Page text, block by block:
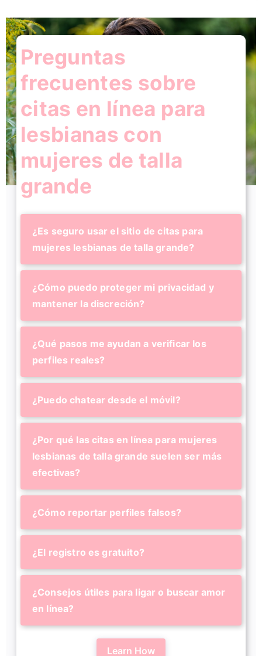
Preguntas
frecuentes sobre
citas en línea para
lesbianas con
mujeres de talla
grande
¿Es seguro usar el sitio de citas para
mujeres lesbianas de talla grande?
¿Cómo puedo proteger mi privacidad y
mantener la discreción?
¿Qué pasos me ayudan a verificar los
perfiles reales?
¿Puedo chatear desde el móvil?
¿Por qué las citas en línea para mujeres
lesbianas de talla grande suelen ser más
efectivas?
¿Cómo reportar perfiles falsos?
¿El registro es gratuito?
¿Consejos útiles para ligar o buscar amor
en línea?
Learn How